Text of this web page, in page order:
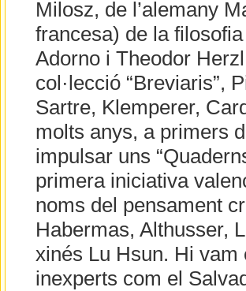
Milosz, de l’alemany
francesa) de la
Adorno i Theodor
col·lecció “Breviaris”,
Sartre, Klemperer,
molts anys, a primers
impulsar uns
primera iniciativa
noms del pensament
Habermas, Althusser,
xinés Lu Hsun. Hi vam
inexperts com el